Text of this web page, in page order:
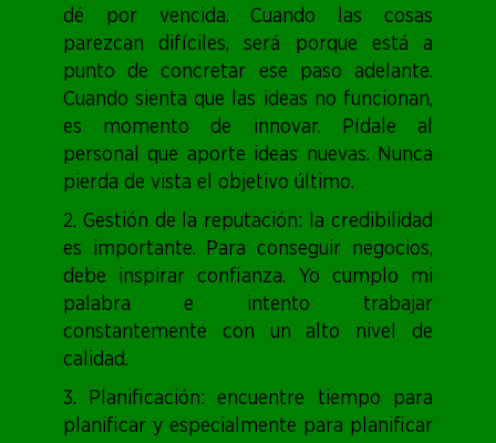
dé por vencida. Cuando las cosas
parezcan difíciles, será porque está a
punto de concretar ese paso adelante.
Cuando sienta que las ideas no funcionan,
es momento de innovar. Pídale al
personal que aporte ideas nuevas. Nunca
pierda de vista el objetivo último.
2. Gestión de la reputación: la credibilidad
es importante. Para conseguir negocios,
debe inspirar confianza. Yo cumplo mi
palabra e intento trabajar
constantemente con un alto nivel de
calidad.
3. Planificación: encuentre tiempo para
planificar y especialmente para planificar